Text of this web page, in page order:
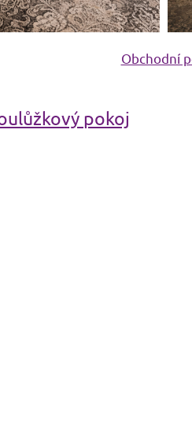
Obchodní
pokoj